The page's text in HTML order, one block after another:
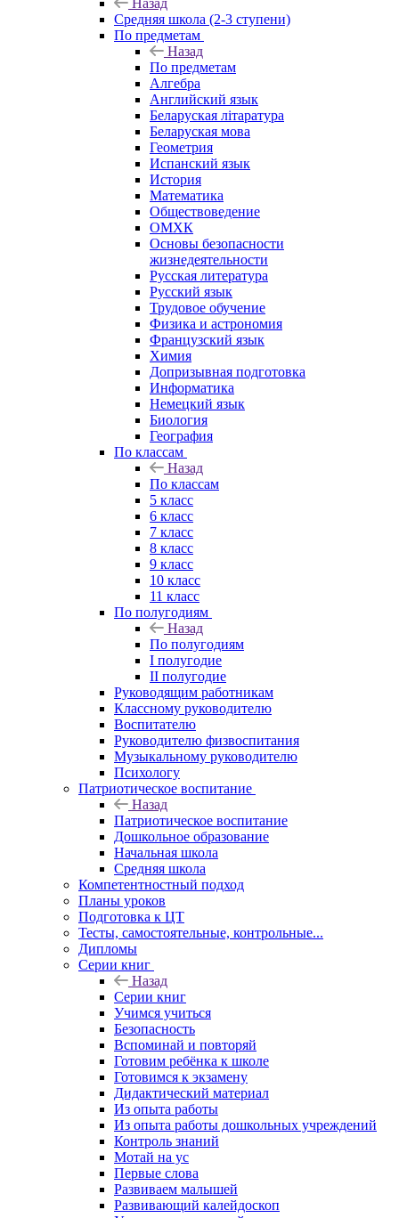
Назад
Средняя школа (2-3 ступени)
По предметам
Назад
По предметам
Алгебра
Английский язык
Беларуская літаратура
Беларуская мова
Геометрия
Испанский язык
История
Математика
Обществоведение
ОМХК
Основы безопасности
жизнедеятельности
Русская литература
Русский язык
Трудовое обучение
Физика и астрономия
Французский язык
Химия
Допризывная подготовка
Информатика
Немецкий язык
Биология
География
По классам
Назад
По классам
5 класс
6 класс
7 класс
8 класс
9 класс
10 класс
11 класс
По полугодиям
Назад
По полугодиям
I полугодие
II полугодие
Руководящим работникам
Классному руководителю
Воспитателю
Руководителю физвоспитания
Музыкальному руководителю
Психологу
Патриотическое воспитание
Назад
Патриотическое воспитание
Дошкольное образование
Начальная школа
Средняя школа
Компетентностный подход
Планы уроков
Подготовка к ЦТ
Тесты, самостоятельные, контрольные...
Дипломы
Серии книг
Назад
Серии книг
Учимся учиться
Безопасность
Вспоминай и повторяй
Готовим ребёнка к школе
Готовимся к экзамену
Дидактический материал
Из опыта работы
Из опыта работы дошкольных учреждений
Контроль знаний
Мотай на ус
Первые слова
Развиваем малышей
Развивающий калейдоскоп